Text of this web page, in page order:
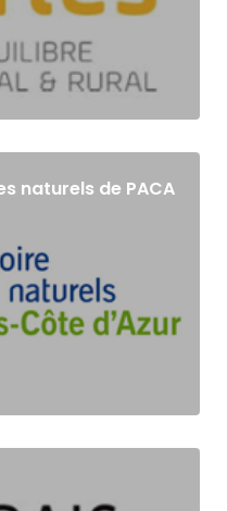
naturels de PACA